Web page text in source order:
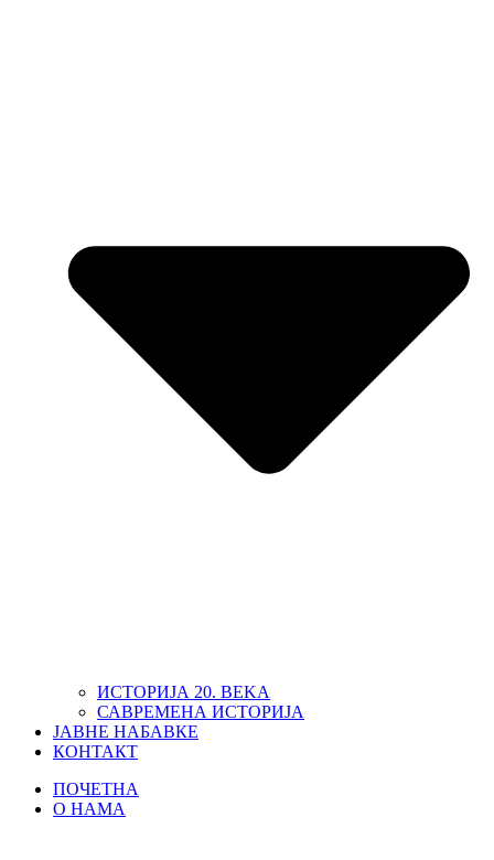
ИСТОРИЈА 20. ВЕKА
САВРЕМЕНА ИСТОРИЈА
ЈАВНЕ НАБАВКЕ
КОНТАКТ
ПОЧЕТНА
О НАМА